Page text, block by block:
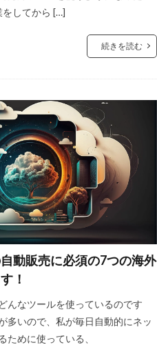
してから […]
続きを読む
動販売に必須の7つの海外
！
んなツールを使っているのです
多いので、私が毎日自動的にネッ
ために使っている、